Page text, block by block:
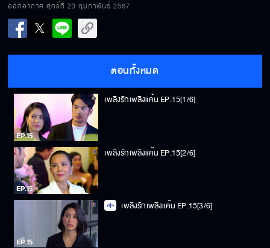
ออกอากาศ ศุกร์ที่ 23 กุมภาพันธ์ 2567
ตอนทั้งหมด
เพลิงรักเพลิงแค้น EP.15[1/6]
เพลิงรักเพลิงแค้น EP.15[2/6]
เพลิงรักเพลิงแค้น EP.15[3/6]